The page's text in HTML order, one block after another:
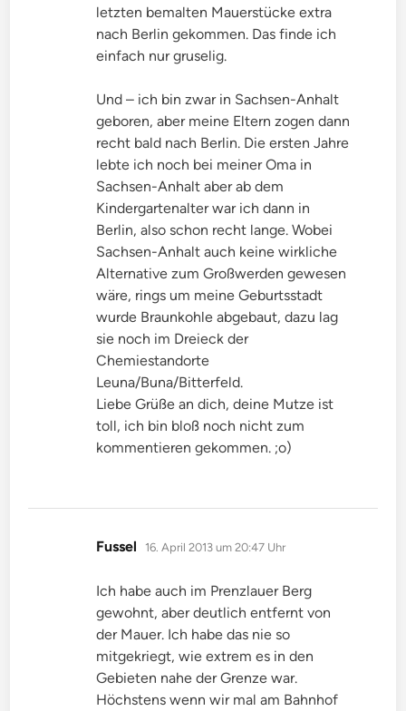
letzten bemalten Mauerstücke extra
nach Berlin gekommen. Das finde ich
einfach nur gruselig.
Und – ich bin zwar in Sachsen-Anhalt
geboren, aber meine Eltern zogen dann
recht bald nach Berlin. Die ersten Jahre
lebte ich noch bei meiner Oma in
Sachsen-Anhalt aber ab dem
Kindergartenalter war ich dann in
Berlin, also schon recht lange. Wobei
Sachsen-Anhalt auch keine wirkliche
Alternative zum Großwerden gewesen
wäre, rings um meine Geburtsstadt
wurde Braunkohle abgebaut, dazu lag
sie noch im Dreieck der
Chemiestandorte
Leuna/Buna/Bitterfeld.
Liebe Grüße an dich, deine Mutze ist
toll, ich bin bloß noch nicht zum
kommentieren gekommen. ;o)
Fussel sagt:
16. April 2013 um 20:47 Uhr
Ich habe auch im Prenzlauer Berg
gewohnt, aber deutlich entfernt von
der Mauer. Ich habe das nie so
mitgekriegt, wie extrem es in den
Gebieten nahe der Grenze war.
Höchstens wenn wir mal am Bahnhof